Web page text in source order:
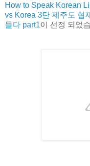
How to Speak Korean
vs Korea 3탄 제주도 협
들다 part1이 선정 되었